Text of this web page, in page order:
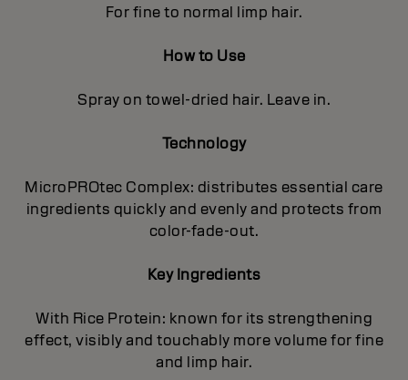
For fine to normal limp hair.
How to Use
Spray on towel-dried hair. Leave in.
Technology
MicroPROtec Complex: distributes essential care
ingredients quickly and evenly and protects from
color-fade-out.
Key Ingredients
With Rice Protein: known for its strengthening
effect, visibly and touchably more volume for fine
and limp hair.